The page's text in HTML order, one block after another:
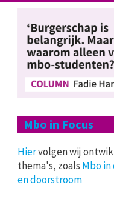
Mbo in Focus
Hiervolgen wij
thema's, zoals Mbo
en doorstroom